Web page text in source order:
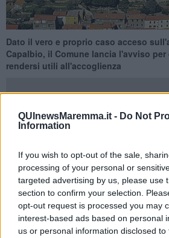
QUInewsMaremma.it - Do Not
Information
If you wish to opt-out of the sale,
processing of your personal or
targeted advertising by us, please use
section to confirm your selection.
opt-out request is processed you may
interest-based ads based on personal
us or personal information disclosed
Dato il vero e proprio caso acceso
Capalbio, il Comune lancia l'avviso
rendersi utili all'accoglienza
cittadini e residenti a manifestare il
a accogliere i migranti in proprie strutture,
famiglia, come previsto dal sistema di
Regione Toscana.
L'arrivo di 50 migrantia Capalbio, che
una struttura residenziale di lusso, ha
proprio caso. Ma nonostante molte